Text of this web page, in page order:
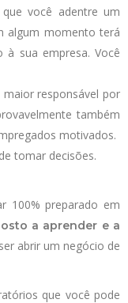
você adentre um
algum momento terá
à sua empresa. Você
responsável por
também
motivados.
tomar decisões.
100% preparado em
a aprender e a
abrir um negócio de
que você pode